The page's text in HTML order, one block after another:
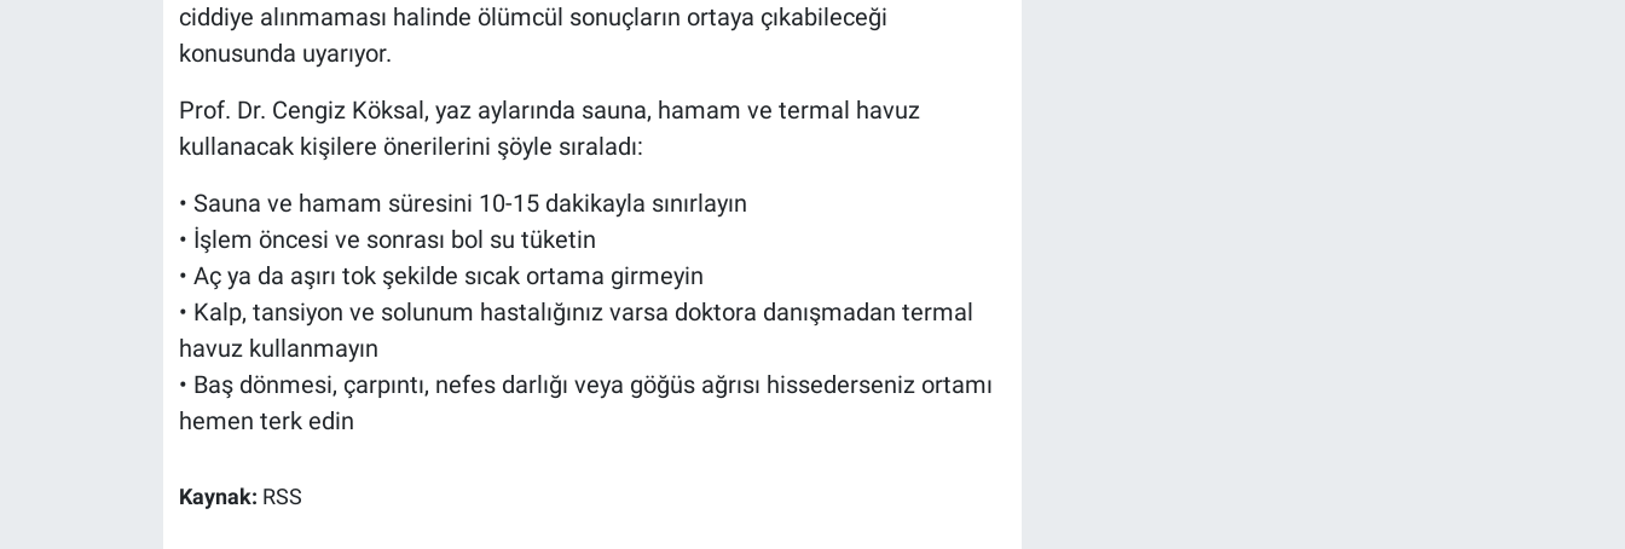
ciddiye alınmaması halinde ölümcül sonuçların ortaya çıkabileceği
konusunda uyarıyor.
Prof. Dr. Cengiz Köksal, yaz aylarında sauna, hamam ve termal havuz
kullanacak kişilere önerilerini şöyle sıraladı:
• Sauna ve hamam süresini 10-15 dakikayla sınırlayın
• İşlem öncesi ve sonrası bol su tüketin
• Aç ya da aşırı tok şekilde sıcak ortama girmeyin
• Kalp, tansiyon ve solunum hastalığınız varsa doktora danışmadan termal
havuz kullanmayın
• Baş dönmesi, çarpıntı, nefes darlığı veya göğüs ağrısı hissederseniz ortamı
hemen terk edin
Kaynak: RSS